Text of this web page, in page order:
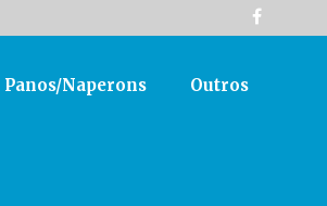
Panos/Naperons Outros